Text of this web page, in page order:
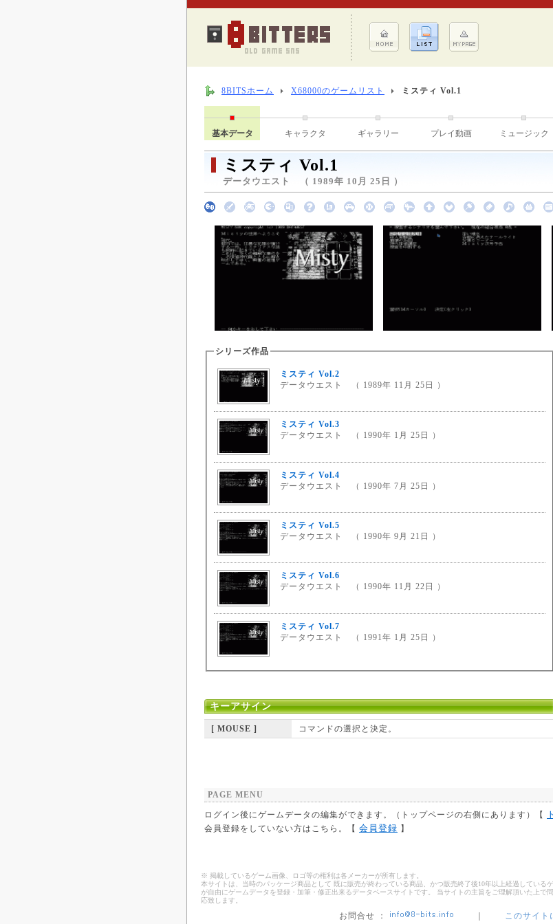
8BITSホーム X68000のゲームリスト ミスティ Vol.1
基本データ キャラクタ ギャラリー プレイ動画 ミュージック
ミスティ Vol.1
データウエスト （ 1989年 10月 25日 ）
シリーズ作品
ミスティ Vol.2
データウエスト （ 1989年 11月 25日 ）
ミスティ Vol.3
データウエスト （ 1990年 1月 25日 ）
ミスティ Vol.4
データウエスト （ 1990年 7月 25日 ）
ミスティ Vol.5
データウエスト （ 1990年 9月 21日 ）
ミスティ Vol.6
データウエスト （ 1990年 11月 22日 ）
ミスティ Vol.7
データウエスト （ 1991年 1月 25日 ）
キーアサイン
[ MOUSE ] コマンドの選択と決定。
PAGE MENU
ログイン後にゲームデータの編集ができます。（トップページの右側にあります）【
会員登録をしていない方はこちら。【 会員登録 】
※ 掲載しているゲーム画像、ロゴ等の権利は各メーカーが所有します。
本サイトは、当時のパッケージ商品として 既に販売が終わっている商品、かつ販売終了後10年以上経過している
が自由にゲームデータを登録・加筆・修正出来るデータベースサイトです。 当サイトの主旨をご理解頂いた上で
応致します。
お問合せ ： このサイト